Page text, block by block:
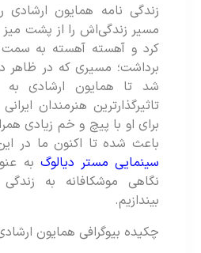
زندگی نامه همایون ارشادی
مسیر زندگی‌اش را از پشت میز
کرد و آهسته آهسته به سمت
برداشت؛ مسیری که در ظاهر دیر
شد تا همایون ارشادی به یکی
تاثیرگذارترین هنرمندان ایرانی
برای او با پیچ و خم زیادی همراه
باعث شده تا اکنون ما در این
سینمایی مستر دیالوگبه عنوان
نگاهی موشکافانه به زندگی
بیندازیم.
چکیده بیوگرافی همایون ارشادی